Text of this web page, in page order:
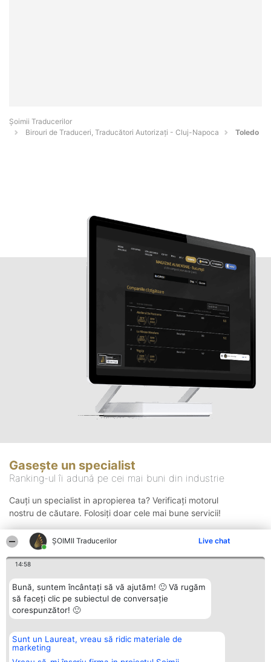
ȘOIMII Traducerilor Live chat
14:58
Bună, suntem încântați să vă ajutăm! 🙂 Vă rugăm
să faceți clic pe subiectul de conversație
corespunzător! 🙂
Sunt un Laureat, vreau să ridic materiale de
marketing
Șoimii Traducerilor
Birouri de Traduceri, Traducători Autorizați - Cluj-Napoca
Toledo
Gasește un specialist
Ranking-ul îi adună pe cei mai buni din industrie
Cauți un specialist in apropierea ta? Verificați motorul
nostru de căutare. Folosiți doar cele mai bune servicii!
Organizator Ranking
BRIGHT SOLUTIONS BR SRL
Aleea Timisul De Sus 2 Bl. A30
Plebiscyt
Lista Tuturor
Contact